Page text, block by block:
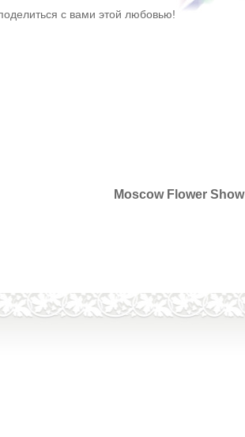
с вами этой любовью!
Moscow Flower Show